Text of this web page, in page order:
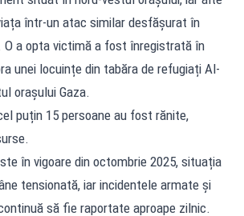
într-un atac similar desfășurat în
O a opta victimă a fost înregistrată în
unei locuințe din tabăra de refugiați Al-
orașului Gaza.
puțin 15 persoane au fost rănite,
în vigoare din octombrie 2025, situația
tensionată, iar incidentele armate și
să fie raportate aproape zilnic.